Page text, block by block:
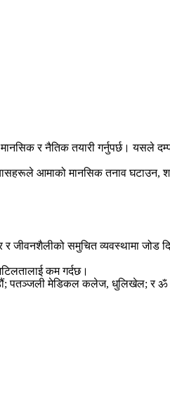
र नैतिक तयारी गर्नुपर्छ। यसले
आमाको मानसिक तनाव घटाउन,
र जीवनशैलीको समुचित व्यवस्थामा जोड
कम गर्दछ।
पतञ्जली मेडिकल कलेज, धुलिखेल; र ॐ